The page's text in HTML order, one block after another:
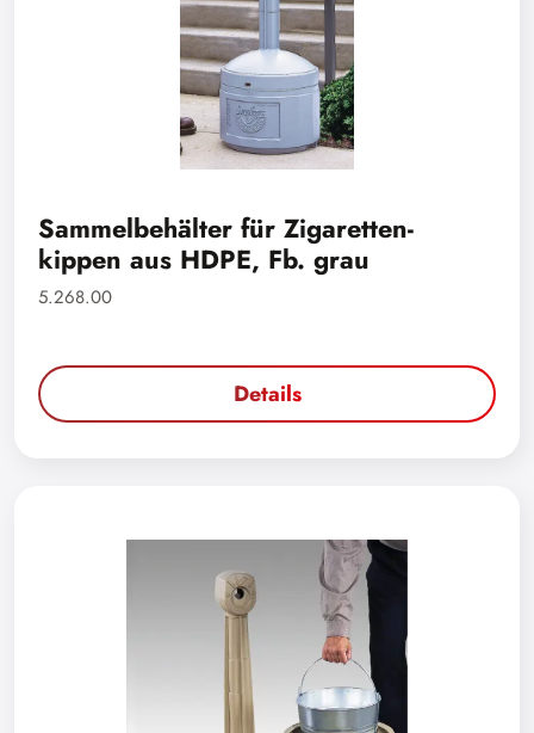
Sammelbehälter für Zigaretten-
kippen aus HDPE, Fb. grau
5.268.00
Details